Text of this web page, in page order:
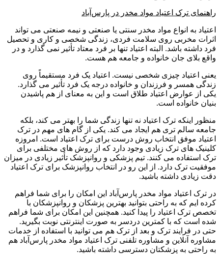
راهنمای ترک اعتیاد مواد مخدر در پارس‌آباد
اعتیاد به انواع مواد مخدر سنتی یا صنعتی و نیمه صنعتی می تواند
اثرات مخربی روی سلامت فردی، زندگی شخصی و کاری و تحصیل
فرد داشته باشد. البته اعتیاد تنها بر فرد معتاد تأثیر نمی گذارد و در
واقع بلای جان خانواده و جامعه هم هست.
یعنی اعتیاد چیزی شخصی نیست. اعتیاد یک فرد مستقیماً روی
زندگی همسر و فرزندان و خانواده درجه یک فرد تأثیر می گذارد.
یکی از عوارض اعتیاد طلاق است و این به معنای از هم پاشیدن
بنیان خانواده است.
منظور اینکه ترک اعتیاد نه تنها زندگی شما را بهتر می کند، بلکه
جامعه سالم تری هم ایجاد می کند. یکی از گام های مهم در ترک
اعتیاد موفق انتخاب روش درست برای ترک اعتیاد است. امروزه
کلینیک های ترک زیادی وجود دارد که از روش های مختلفی برای
ترک استفاده می کنند. تیم پزشکی و روانپزشک تأثیر زیادی در میزان
موفقیت ترک دارد. از این رو در انتخاب روانپزشک برای ترک اعتیاد
دقت زیادی داشته باشید.
در ترک اعتیاد مواد مخدر پارس‌آباد این امکان را برای شما فراهم
کرده ایم که به راحتی بتوانید بهترین پزشکان و روانپزشکان با
تخصص ترک اعتیاد را پیدا کنید. همچنین این امکان برای شما فراهم
شده است که با کمترین دردسر به صورت اینترنتی نوبت بگیرید.
حتی در فرایند ترک و بعد از ترک هم می توانید با استفاده از خدمات
مشاوره آنلاین و مشاوره تلفنی ترک اعتیاد مواد مخدر پارس‌آباد هم
به راحتی به پزشکتان دسترسی داشته باشید.